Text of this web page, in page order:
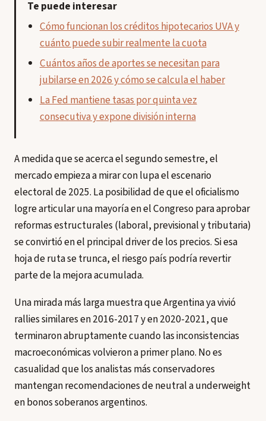
Te puede interesar
Cómo funcionan los créditos hipotecarios UVA y
cuánto puede subir realmente la cuota
Cuántos años de aportes se necesitan para
jubilarse en 2026 y cómo se calcula el haber
La Fed mantiene tasas por quinta vez
consecutiva y expone división interna
A medida que se acerca el segundo semestre, el
mercado empieza a mirar con lupa el escenario
electoral de 2025. La posibilidad de que el oficialismo
logre articular una mayoría en el Congreso para aprobar
reformas estructurales (laboral, previsional y tributaria)
se convirtió en el principal driver de los precios. Si esa
hoja de ruta se trunca, el riesgo país podría revertir
parte de la mejora acumulada.
Una mirada más larga muestra que Argentina ya vivió
rallies similares en 2016-2017 y en 2020-2021, que
terminaron abruptamente cuando las inconsistencias
macroeconómicas volvieron a primer plano. No es
casualidad que los analistas más conservadores
mantengan recomendaciones de neutral a underweight
en bonos soberanos argentinos.